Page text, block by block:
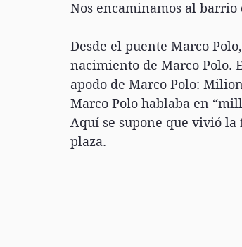
Nos encaminamos al
Desde el puente Marco
nacimiento de Marco Polo.
apodo de Marco Polo:
Marco Polo hablaba en
Aquí se supone que vivió la
plaza.